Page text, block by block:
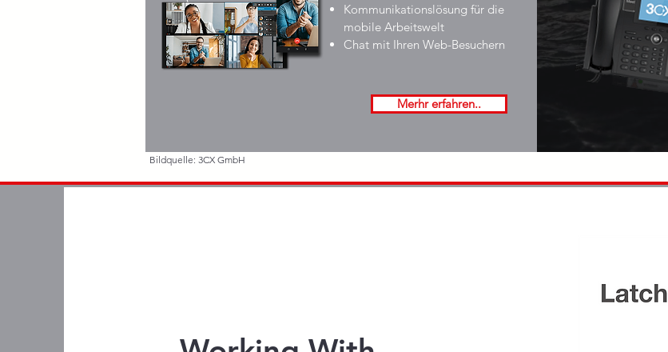
Kommunikationslösung für die
mobile Arbeitswelt
Chat mit Ihren Web-Besuchern
Merhr erfahren..
Bildquelle: 3CX GmbH